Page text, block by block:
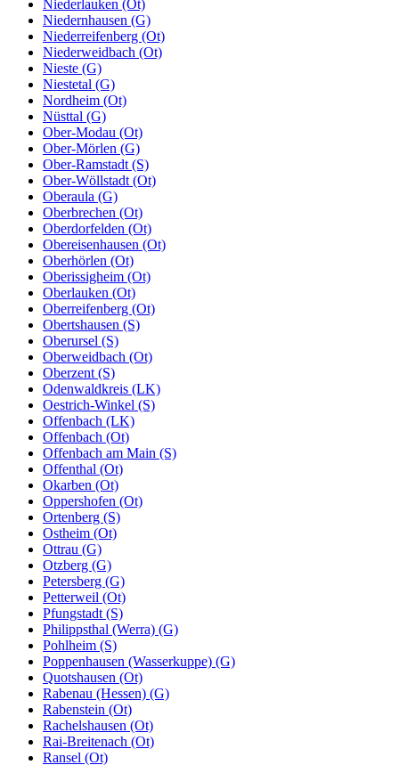
Niederlauken (Ot)
Niedernhausen (G)
Niederreifenberg (Ot)
Niederweidbach (Ot)
Nieste (G)
Niestetal (G)
Nordheim (Ot)
Nüsttal (G)
Ober-Modau (Ot)
Ober-Mörlen (G)
Ober-Ramstadt (S)
Ober-Wöllstadt (Ot)
Oberaula (G)
Oberbrechen (Ot)
Oberdorfelden (Ot)
Obereisenhausen (Ot)
Oberhörlen (Ot)
Oberissigheim (Ot)
Oberlauken (Ot)
Oberreifenberg (Ot)
Obertshausen (S)
Oberursel (S)
Oberweidbach (Ot)
Oberzent (S)
Odenwaldkreis (LK)
Oestrich-Winkel (S)
Offenbach (LK)
Offenbach (Ot)
Offenbach am Main (S)
Offenthal (Ot)
Okarben (Ot)
Oppershofen (Ot)
Ortenberg (S)
Ostheim (Ot)
Ottrau (G)
Otzberg (G)
Petersberg (G)
Petterweil (Ot)
Pfungstadt (S)
Philippsthal (Werra) (G)
Pohlheim (S)
Poppenhausen (Wasserkuppe) (G)
Quotshausen (Ot)
Rabenau (Hessen) (G)
Rabenstein (Ot)
Rachelshausen (Ot)
Rai-Breitenach (Ot)
Ransel (Ot)